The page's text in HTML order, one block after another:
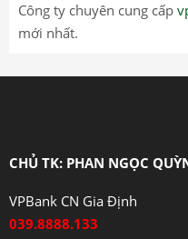
Công ty chuyên cung cấp
mới nhất.
CHỦ TK: PHAN NGỌC
VPBank CN Gia Định
039.8888.133